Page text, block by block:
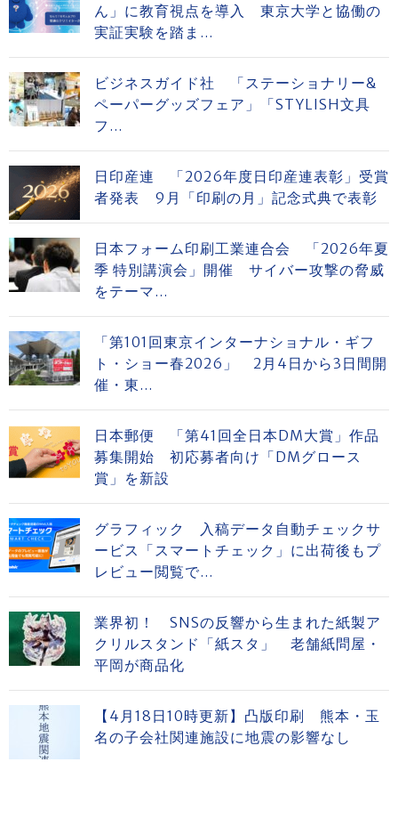
ん」に教育視点を導入 東京大学と協働の
実証実験を踏ま...
ビジネスガイド社 「ステーショナリー&
ペーパーグッズフェア」「STYLISH文具
フ...
日印産連 「2026年度日印産連表彰」受賞
者発表 9月「印刷の月」記念式典で表彰
日本フォーム印刷工業連合会 「2026年夏
季 特別講演会」開催 サイバー攻撃の脅威
をテーマ...
「第101回東京インターナショナル・ギフ
ト・ショー春2026」 2月4日から3日間開
催・東...
日本郵便 「第41回全日本DM大賞」作品
募集開始 初応募者向け「DMグロース
賞」を新設
グラフィック 入稿データ自動チェックサ
ービス「スマートチェック」に出荷後もプ
レビュー閲覧で...
業界初！ SNSの反響から生まれた紙製ア
クリルスタンド「紙スタ」 老舗紙問屋・
平岡が商品化
【4月18日10時更新】凸版印刷 熊本・玉
名の子会社関連施設に地震の影響なし